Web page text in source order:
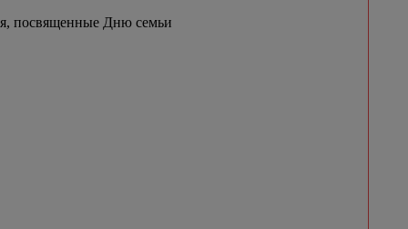
посвященные Дню семьи